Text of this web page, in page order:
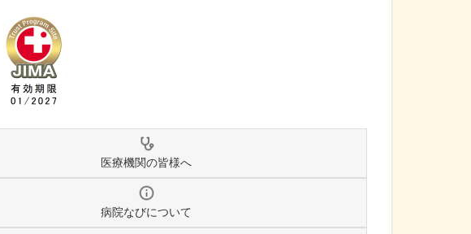
医療機関の皆様へ
病院なびについて